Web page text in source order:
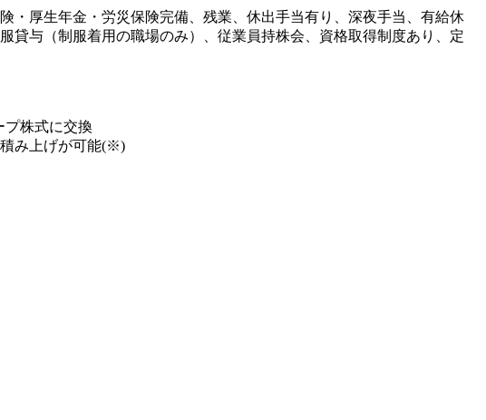
厚生年金・労災保険完備、残業、休出手当有り、深夜手当、有給休
与（制服着用の職場のみ）、従業員持株会、資格取得制度あり、定
プ株式に交換
積み上げが可能(※)